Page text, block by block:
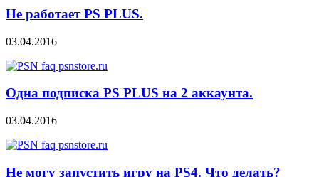
Не работает PS PLUS.
03.04.2016
Одна подписка PS PLUS на 2 аккаунта.
03.04.2016
Не могу запустить игру на PS4. Что делать?